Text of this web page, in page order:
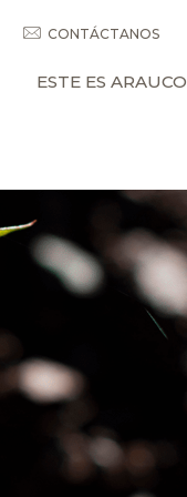
CONTÁCTANOS
ESTE ES ARAUCO